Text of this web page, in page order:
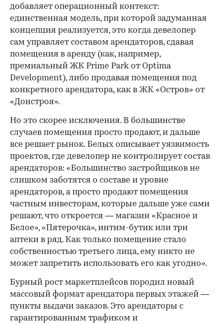
добавляет операционный контекст:
единственная модель, при которой задуманная
концепция реализуется, это когда девелопер
сам управляет составом арендаторов, сдавая
помещения в аренду (как, например,
премиальный ЖК Prime Park от Optima
Development), либо продавая помещения под
конкретного арендатора, как в ЖК «Остров» от
«Донстроя».
Но это скорее исключения. В большинстве
случаев помещения просто продают, и дальше
все решает рынок. Белых описывает уязвимость
проектов, где девелопер не контролирует состав
арендаторов: «Большинство застройщиков не
слишком заботятся о составе и уровне
арендаторов, а просто продают помещения
частным инвесторам, которые дальше уже сами
решают, что откроется — магазин «Красное и
Белое», «Пятерочка», интим-бутик или три
аптеки в ряд. Как только помещение стало
собственностью третьего лица, ему никто не
может запретить использовать его как угодно».
Бурный рост маркетплейсов породил новый
массовый формат арендатора первых этажей —
пункты выдачи заказов. Это арендаторы с
гарантированным трафиком и